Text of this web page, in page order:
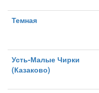
Темная
Усть-Малые Чирки
(Казаково)